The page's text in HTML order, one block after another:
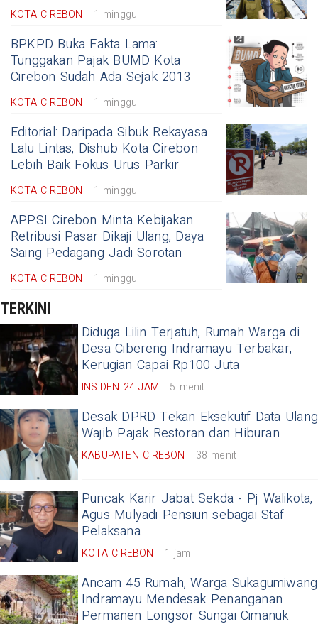
KOTA CIREBON 1 minggu
BPKPD Buka Fakta Lama:
Tunggakan Pajak BUMD Kota
Cirebon Sudah Ada Sejak 2013
KOTA CIREBON 1 minggu
Editorial: Daripada Sibuk Rekayasa
Lalu Lintas, Dishub Kota Cirebon
Lebih Baik Fokus Urus Parkir
KOTA CIREBON 1 minggu
APPSI Cirebon Minta Kebijakan
Retribusi Pasar Dikaji Ulang, Daya
Saing Pedagang Jadi Sorotan
KOTA CIREBON 1 minggu
TERKINI
Diduga Lilin Terjatuh, Rumah Warga di
Desa Cibereng Indramayu Terbakar,
Kerugian Capai Rp100 Juta
INSIDEN 24 JAM 5 menit
Desak DPRD Tekan Eksekutif Data Ulang
Wajib Pajak Restoran dan Hiburan
KABUPATEN CIREBON 38 menit
Puncak Karir Jabat Sekda - Pj Walikota,
Agus Mulyadi Pensiun sebagai Staf
Pelaksana
KOTA CIREBON 1 jam
Ancam 45 Rumah, Warga Sukagumiwang
Indramayu Mendesak Penanganan
Permanen Longsor Sungai Cimanuk